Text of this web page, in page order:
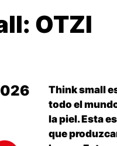
OTZI
Think small
todo el
la piel. Esta
que